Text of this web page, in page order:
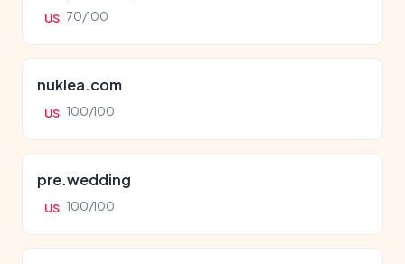
US 70/100
nuklea.com
US 100/100
pre.wedding
US 100/100